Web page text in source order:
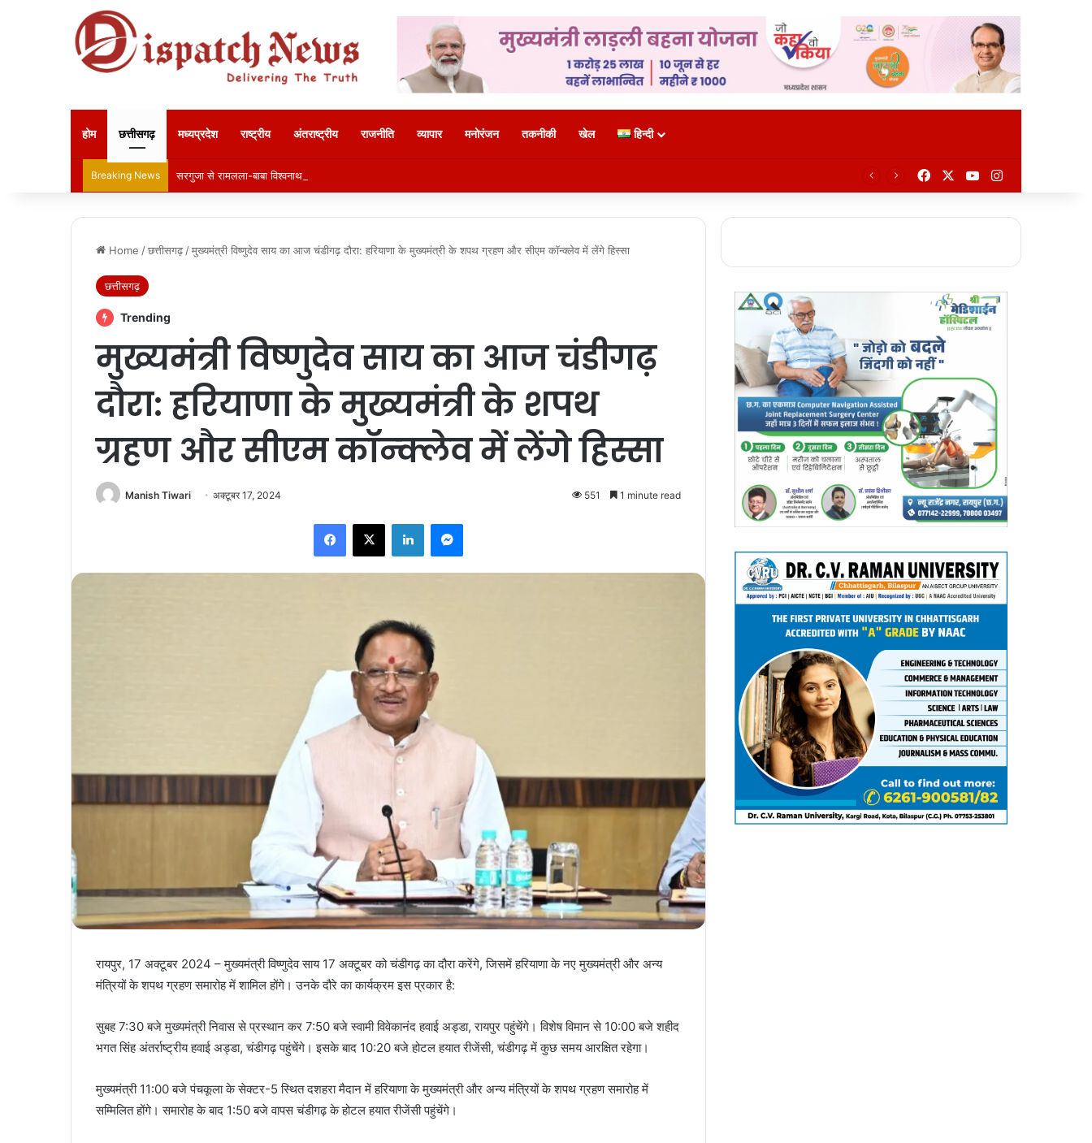
होम छत्तीसगढ़ मध्यप्रदेश राष्ट्रीय अंतराष्ट्रीय राजनीति व्यापार मनोरंजन तकनीकी खेल हिन्दी
Breaking News सरगुजा से रामलला-बाबा विश्वनाथ के दर्शन को निकले 850 श्रद्धालु: भारत गौरव ट्रेन को हरी झंडी, बुजुर्ग बोले—‘सपना हुआ साकार’ FacebookYouTubeInstagram
Home /छत्तीसगढ़ /मुख्यमंत्री विष्णुदेव साय का आज चंडीगढ़ दौरा: हरियाणा के मुख्यमंत्री के शपथ ग्रहण और सीएम कॉन्क्लेव में लेंगे हिस्सा
छत्तीसगढ़
Trending
मुख्यमंत्री विष्णुदेव साय का आज चंडीगढ़
दौरा: हरियाणा के मुख्यमंत्री के शपथ
ग्रहण और सीएम कॉन्क्लेव में लेंगे हिस्सा
Manish Tiwari अक्टूबर 17, 2024 551 1 minute read
Facebook
X LinkedInMessenger
रायपुर, 17 अक्टूबर 2024 – मुख्यमंत्री विष्णुदेव साय 17 अक्टूबर को चंडीगढ़ का दौरा करेंगे, जिसमें हरियाणा के नए मुख्यमंत्री और अन्य
मंत्रियों के शपथ ग्रहण समारोह में शामिल होंगे। उनके दौरे का कार्यक्रम इस प्रकार है:
सुबह 7:30 बजे मुख्यमंत्री निवास से प्रस्थान कर 7:50 बजे स्वामी विवेकानंद हवाई अड्डा, रायपुर पहुंचेंगे। विशेष विमान से 10:00 बजे शहीद
भगत सिंह अंतर्राष्ट्रीय हवाई अड्डा, चंडीगढ़ पहुंचेंगे। इसके बाद 10:20 बजे होटल हयात रीजेंसी, चंडीगढ़ में कुछ समय आरक्षित रहेगा।
मुख्यमंत्री 11:00 बजे पंचकूला के सेक्टर-5 स्थित दशहरा मैदान में हरियाणा के मुख्यमंत्री और अन्य मंत्रियों के शपथ ग्रहण समारोह में
सम्मिलित होंगे। समारोह के बाद 1:50 बजे वापस चंडीगढ़ के होटल हयात रीजेंसी पहुंचेंगे।